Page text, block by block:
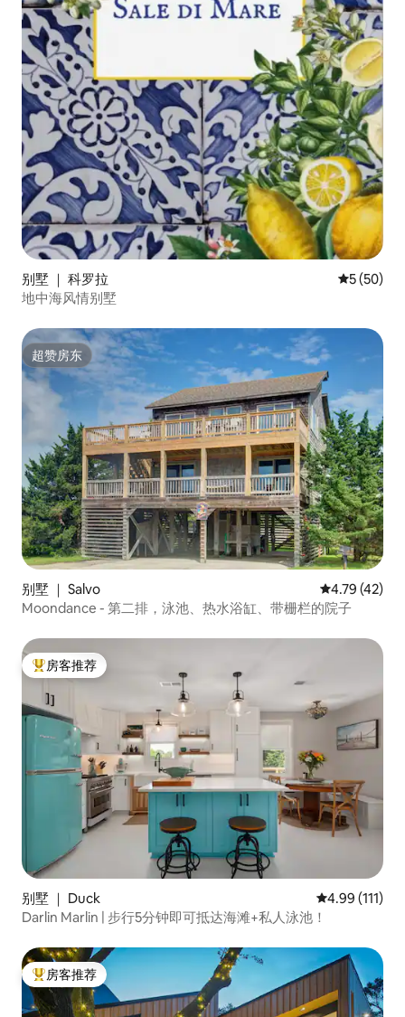
别墅 ｜ 科罗拉 平均评分
5 (50)
地中海风情别墅
超赞房东
超赞房东
别墅 ｜ Salvo 平均评分
4.79 (42)
Moondance - 第二排，泳池、热水浴缸、带栅栏的院子
热门「房客推荐」
房客推荐
别墅 ｜ Duck 平均评分 4.99
4.99 (111)
Darlin Marlin | 步行5分钟即可抵达海滩+私人泳池！
热门「房客推荐」
房客推荐